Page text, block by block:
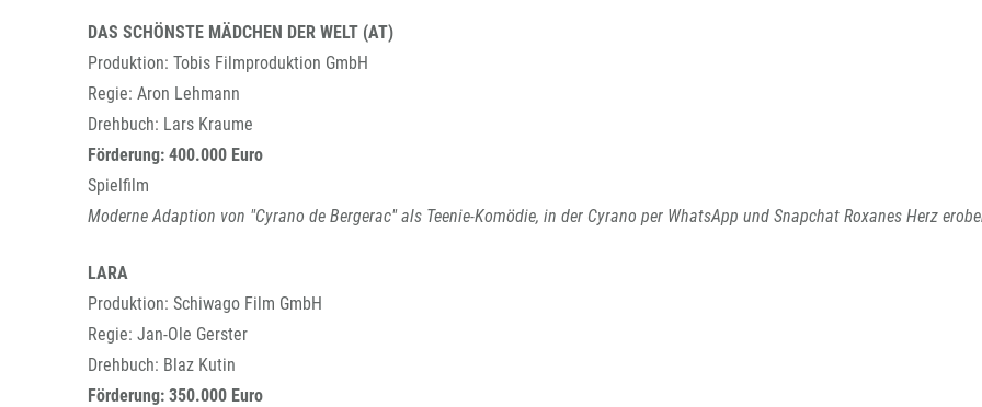
DAS SCHÖNSTE MÄDCHEN DER WELT (AT)
Produktion: Tobis Filmproduktion GmbH
Regie: Aron Lehmann
Drehbuch: Lars Kraume
Förderung: 400.000 Euro
Spielfilm
Moderne Adaption von "Cyrano de Bergerac" als Teenie-Komödie, in der Cyrano per WhatsApp und Snapchat Roxanes Herz
LARA
Produktion: Schiwago Film GmbH
Regie: Jan-Ole Gerster
Drehbuch: Blaz Kutin
Förderung: 350.000 Euro